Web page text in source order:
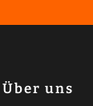
Über uns